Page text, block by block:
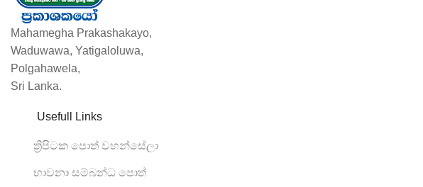
Mahamegha Prakashakayo,
Waduwawa, Yatigaloluwa,
Polgahawela,
Sri Lanka.
Usefull Links
ත්‍රිපිටක පොත් වහන්සේලා
භාවනා සම්බන්ධ පොත්